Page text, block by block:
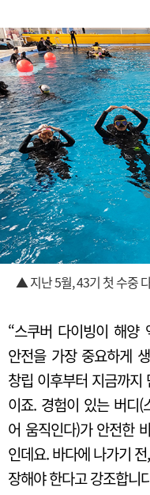
▲ 지난 5월, 43기 첫 수중
“스쿠버 다이빙이 해양
안전을 가장 중요하게
창립 이후부터 지금까지
이죠. 경험이 있는 버디(
어 움직인다)가 안전한
인데요. 바다에 나가기
장해야 한다고 강조합니